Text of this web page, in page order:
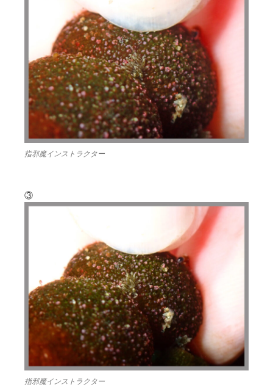
指邪魔インストラクター
③
指邪魔インストラクター